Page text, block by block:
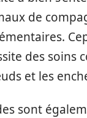
de
des soins
et les
sont